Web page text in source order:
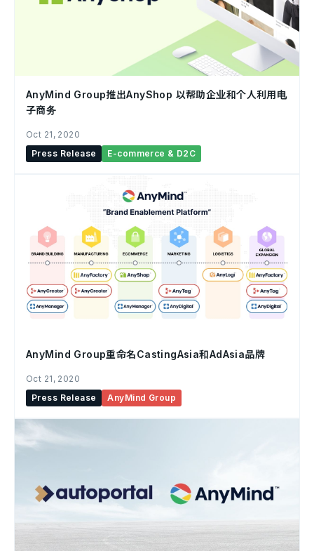
AnyMind Group推出AnyShop 以帮助企业和个人利用电
子商务
Oct 21, 2020
Press Release
E-commerce & D2C
AnyMind Group重命名CastingAsia和AdAsia品牌
Oct 21, 2020
Press Release
AnyMind Group